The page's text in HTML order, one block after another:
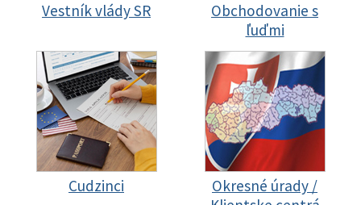
Vestník vlády SR
Obchodovanie s
ľuďmi
Cudzinci
Okresné úrady /